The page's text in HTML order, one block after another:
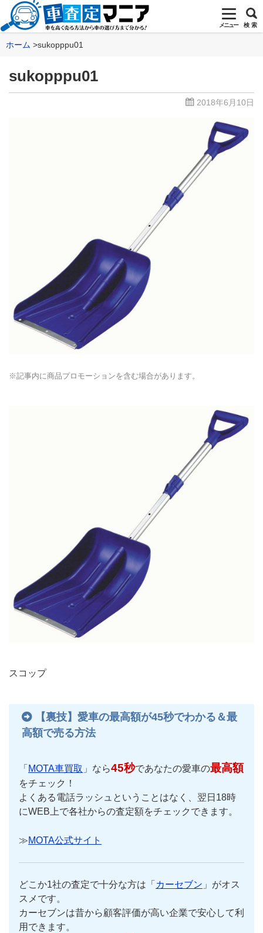
メニュー 検 索
ホーム sukopppu01
sukopppu01
2018年6月10日
※記事内に商品プロモーションを含む場合があります。
スコップ
【裏技】愛車の最高額が45秒でわかる＆最
高額で売る方法
「 MOTA車買取 」なら45秒であなたの愛車の最高額
をチェック！
よくある電話ラッシュということはなく、翌日18時
にWEB上で各社からの査定額をチェックできます。
≫MOTA公式サイト
どこか1社の査定で十分な方は「 カーセブン 」がオス
スメです。
カーセブンは昔から顧客評価が高い企業で安心して利
用できます。